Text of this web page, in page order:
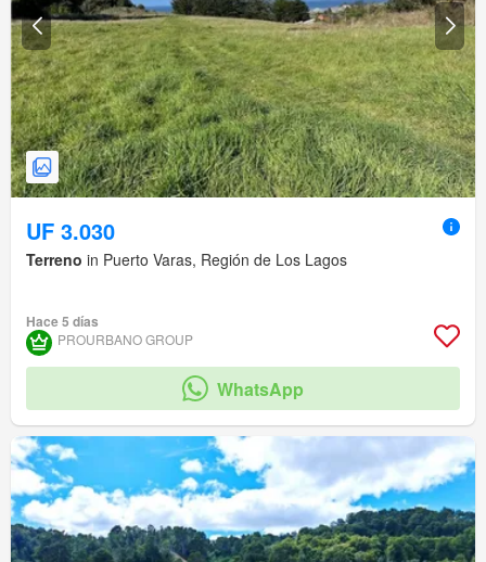
UF 3.030
Terreno in Puerto Varas, Región de Los Lagos
Hace 5 días
PROURBANO GROUP
WhatsApp